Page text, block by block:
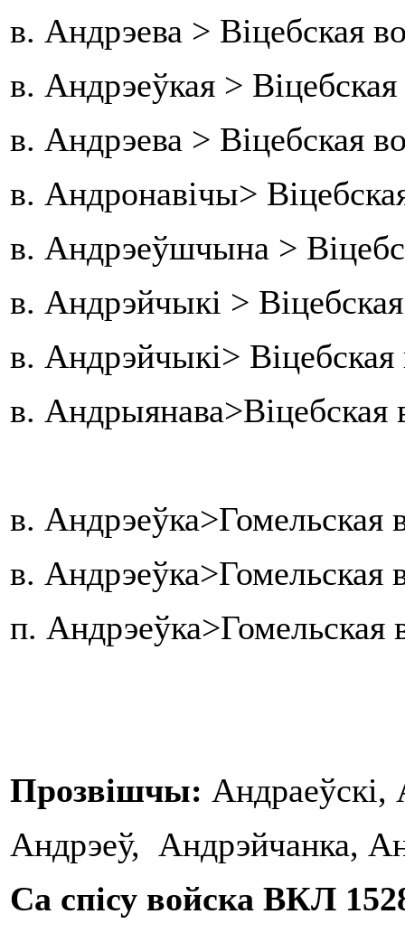
в. Андрэева > Віцебская
в. Андрэеўкая >
в. Андрэева > Віцебская
в. Андронавічы>
в. Андрэеўшчына >
в. Андрэйчыкі >
в. Андрэйчыкі>
в. Андрыянава>Віцебская
в. Андрэеўка>Гомельская
в. Андрэеўка>Гомельская
п. Андрэеўка>Гомельская
Прозвішчы: Андраеўскі,
Андрэеў, Андрэйчанка,
Са спісу войска ВКЛ